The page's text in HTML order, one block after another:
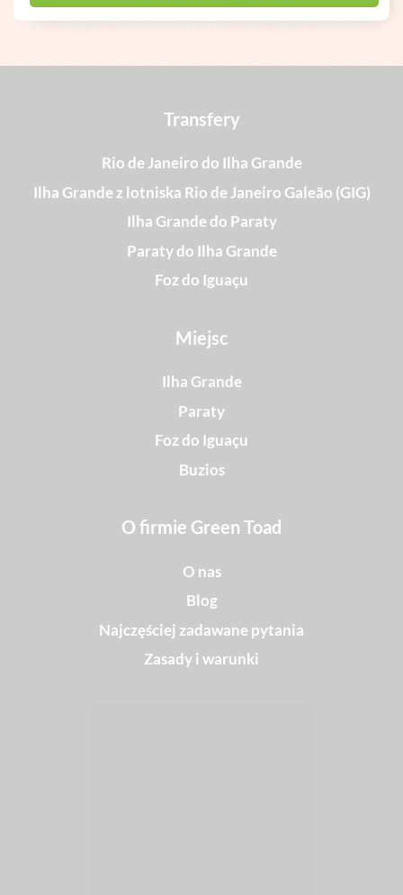
Transfery
Rio de Janeiro do Ilha Grande
Ilha Grande z lotniska Rio de Janeiro Galeão (GIG)
Ilha Grande do Paraty
Paraty do Ilha Grande
Foz do Iguaçu
Miejsc
Ilha Grande
Paraty
Foz do Iguaçu
Buzios
O firmie Green Toad
O nas
Blog
Najczęściej zadawane pytania
Zasady i warunki